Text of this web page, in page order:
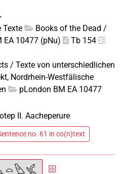
Texte
Books of the Dead /
EA 10477 (pNu)
Tb 154
/ Texte von unterschiedlichen
Nordrhein-Westfälische
pLondon BM EA 10477
II. Aacheperure
no. 61 in co(n)text